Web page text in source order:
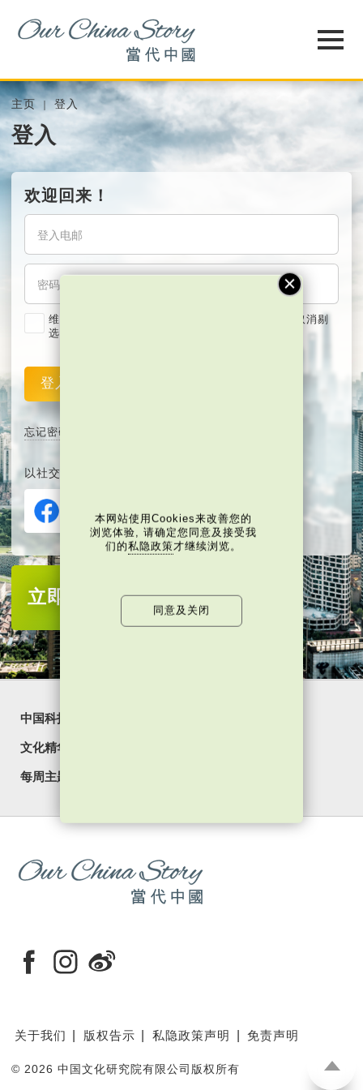
主页 登入
登入
欢迎回来！
维持我的登入状态两星期 (若使用共用电脑，紧记取消剔
选)
登入
忘记密码
以社交媒体平台注册或登入∶
立即注册 成为当代中国会员
中国科技
文化精华
每周主题
关于我们 版权告示 私隐政策声明 免责声明
© 2026 中国文化研究院有限公司版权所有
本网站使用Cookies来改善您的
浏览体验, 请确定您同意及接受我
们的私隐政策才继续浏览。
同意及关闭